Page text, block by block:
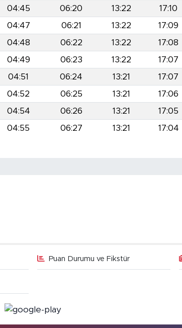
04:45 06:20 13:22 17:10
04:47 06:21 13:22 17:09
04:48 06:22 13:22 17:08
04:49 06:23 13:22 17:07
04:51 06:24 13:21 17:07
04:52 06:25 13:21 17:06
04:54 06:26 13:21 17:05
04:55 06:27 13:21 17:04
Puan Durumu ve Fikstür